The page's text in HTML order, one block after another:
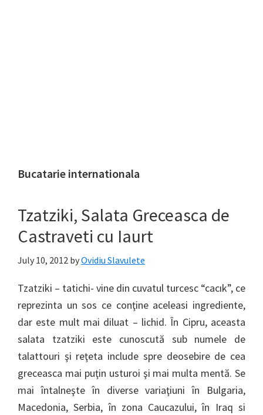
Bucatarie internationala
Tzatziki, Salata Greceasca de
Castraveti cu Iaurt
July 10, 2012 byOvidiu Slavulete
Tzatziki – tatichi- vine din cuvatul turcesc “cacık”, ce
reprezinta un sos ce conţine aceleasi ingrediente,
dar este mult mai diluat – lichid. În Cipru, aceasta
salata tzatziki este cunoscută sub numele de
talattouri şi reţeta include spre deosebire de cea
greceasca mai puţin usturoi şi mai multa mentă. Se
mai întalneşte în diverse variaţiuni în Bulgaria,
Macedonia, Serbia, în zona Caucazului, în Iraq si